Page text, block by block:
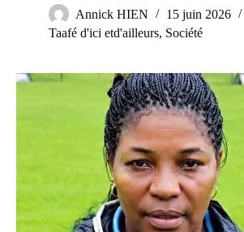
Annick HIEN
15 juin 2026
Taafé d'ici etd'ailleurs, Société